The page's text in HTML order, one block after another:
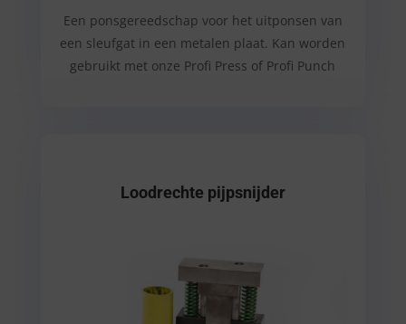
Een ponsgereedschap voor het uitponsen van
een sleufgat in een metalen plaat. Kan worden
gebruikt met onze Profi Press of Profi Punch
Loodrechte pijpsnijder